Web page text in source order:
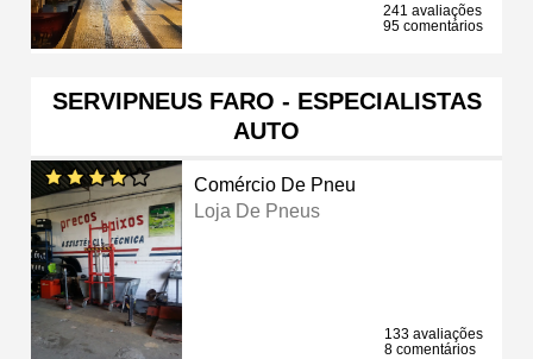
241 avaliações
95 comentários
SERVIPNEUS FARO - ESPECIALISTAS
AUTO
Comércio De Pneu
Loja De Pneus
133 avaliações
8 comentários